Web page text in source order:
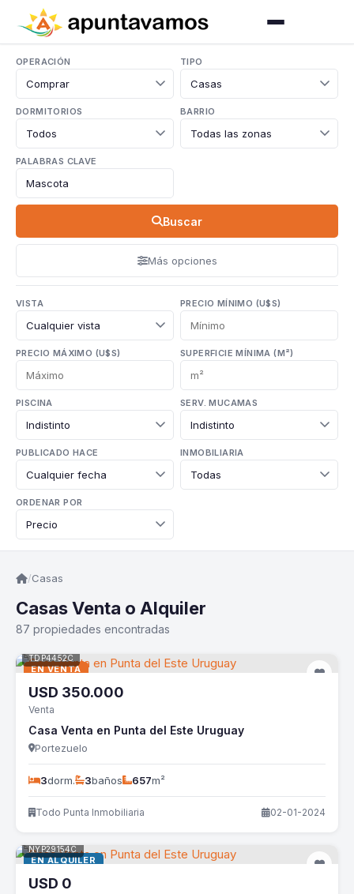
OPERACIÓN TIPO
DORMITORIOS BARRIO
PALABRAS CLAVE
Buscar
Más opciones
VISTA PRECIO MÍNIMO (U$S)
PRECIO MÁXIMO (U$S) SUPERFICIE MÍNIMA (M²)
PISCINA SERV. MUCAMAS
PUBLICADO HACE INMOBILIARIA
ORDENAR POR
/Casas
Casas Venta o Alquiler
87 propiedades encontradas
EN VENTA
TDP4452C
USD 350.000
Venta
Casa Venta en Punta del Este Uruguay
Portezuelo
3dorm. 3baños 657m²
Todo Punta Inmobiliaria 02-01-2024
EN ALQUILER
NYP29154C
USD 0